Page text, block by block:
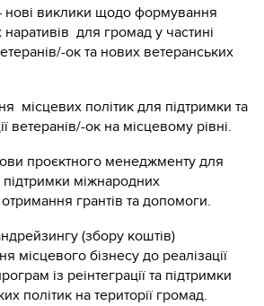
нові виклики щодо формування
наративів для громад у частині
ок та нових ветеранських
місцевих політик для підтримки та
ветеранів/-ок на місцевому рівні.
проєктного менеджменту для
міжнародних
грантів та допомоги.
(збору коштів)
місцевого бізнесу до реалізації
із реінтеграції та підтримки
політик на території громад.